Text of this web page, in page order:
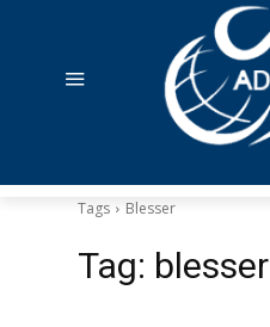
Tags Blesser
Tag: blesser